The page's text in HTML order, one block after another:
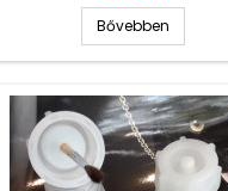
Bővebben